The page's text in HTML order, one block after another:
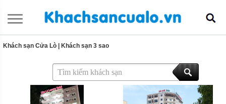
Khách sạn Cửa Lò| Khách sạn 3 sao